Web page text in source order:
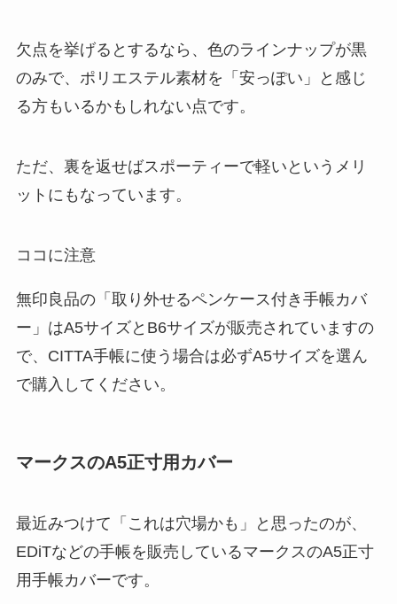
欠点を挙げるとするなら、色のラインナップが黒
のみで、ポリエステル素材を「安っぽい」と感じ
る方もいるかもしれない点です。
ただ、裏を返せばスポーティーで軽いというメリ
ットにもなっています。
ココに注意
無印良品の「取り外せるペンケース付き手帳カバ
ー」はA5サイズとB6サイズが販売されていますの
で、CITTA手帳に使う場合は必ずA5サイズを選ん
で購入してください。
マークスのA5正寸用カバー
最近みつけて「これは穴場かも」と思ったのが、
EDiTなどの手帳を販売しているマークスのA5正寸
用手帳カバーです。